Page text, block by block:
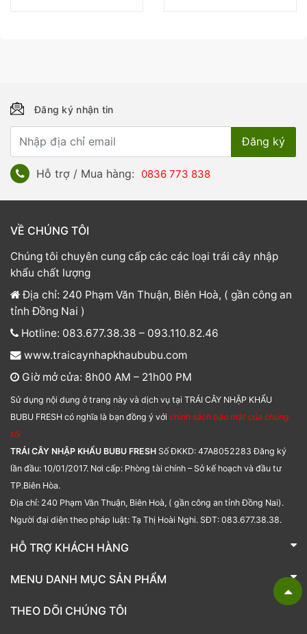
Đăng ký nhận tin
Hỗ trợ / Mua hàng: 0836 773 838
VỀ CHÚNG TÔI
Chúng tôi chuyên cung cấp các các loại trái cây nhập
khẩu chất lượng
Địa chỉ: 240 Phạm Văn Thuận, Biên Hoà, ( gần công an
tỉnh Đồng Nai )
Hotline: 083.677.38.38 – 093.110.82.46
www.traicaynhapkhaububu.com
Giờ mở cửa: 8h00 AM – 21h00 PM
Sử dụng nội dung ở trang này và dịch vụ tại TRÁI CÂY NHẬP KHẨU
BUBU FRESH có nghĩa là bạn đồng ý với chính sách bảo mật của chúng
tôi
TRÁI CÂY NHẬP KHẨU BUBU FRESH Số ĐKKD: 47A8052283 Đăng ký
lần đầu: 10/01/2017. Nơi cấp: Phòng tài chính – Sở kế hoạch và đầu tư
TP.Biên Hòa.
Địa chỉ: 240 Phạm Văn Thuận, Biên Hoà, ( gần công an tỉnh Đồng Nai).
Người đại diện theo pháp luật: Tạ Thị Hoài Nghi. SĐT: 083.677.38.38.
HỖ TRỢ KHÁCH HÀNG
TRÁI CÂY NHẬP KHẨU BUBU FRESH
MENU DANH MỤC SẢN PHẨM
Bánh kẹo
THEO DÕI CHÚNG TÔI